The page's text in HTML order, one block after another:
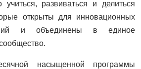
развиваться и делиться
открыты для инновационных
и объединены в единое
насыщенной программы